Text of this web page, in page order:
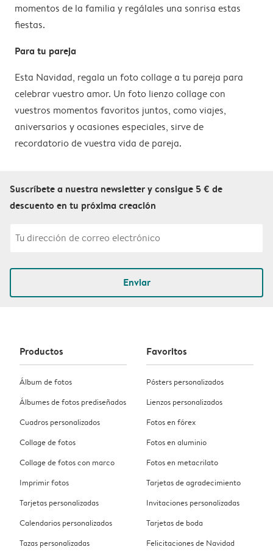
momentos de la familia y regálales una sonrisa estas
fiestas.
Para tu pareja
Esta Navidad, regala un foto collage a tu pareja para
celebrar vuestro amor. Un foto lienzo collage con
vuestros momentos favoritos juntos, como viajes,
aniversarios y ocasiones especiales, sirve de
recordatorio de vuestra vida de pareja.
Suscríbete a nuestra newsletter y consigue 5 € de
descuento en tu próxima creación
Enviar
Productos
Álbum de fotos
Álbumes de fotos prediseñados
Cuadros personalizados
Collage de fotos
Collage de fotos con marco
Imprimir fotos
Tarjetas personalizadas
Calendarios personalizados
Tazas personalizadas
Favoritos
Pósters personalizados
Lienzos personalizados
Fotos en fórex
Fotos en aluminio
Fotos en metacrilato
Tarjetas de agradecimiento
Invitaciones personalizadas
Tarjetas de boda
Felicitaciones de Navidad